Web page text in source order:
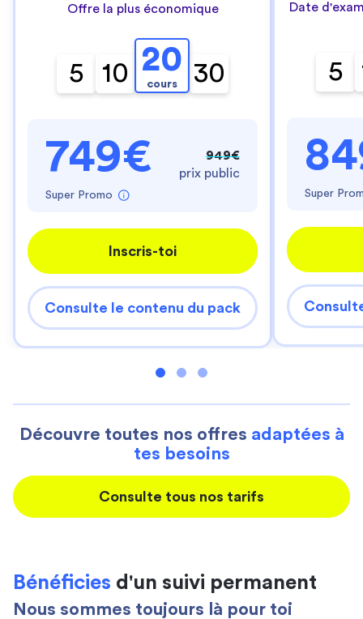
Offre la plus économique
5 10 20
cours 30
749€
Super Promo
949€
prix public
Inscris-toi
Consulte le contenu du pack
Date
5
Super
Découvre toutes nos offres adaptées à
tes besoins
Consulte tous nos tarifs
Bénéficies d'un suivi permanent
Nous sommes toujours là pour toi